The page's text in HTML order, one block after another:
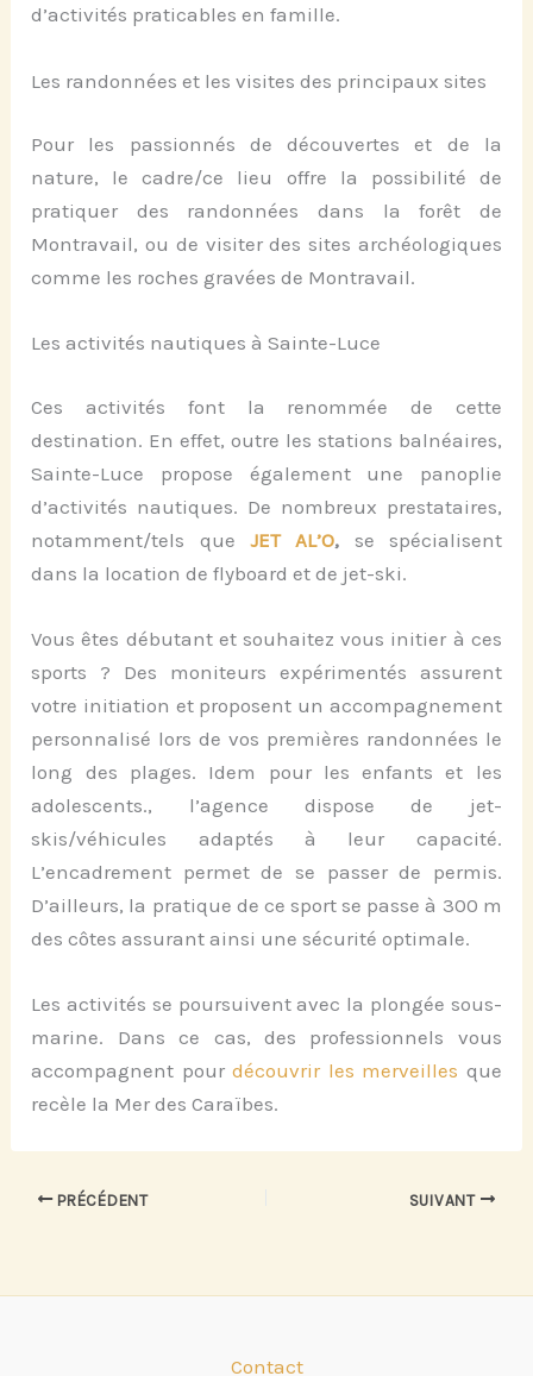
d’activités praticables en famille.
Les randonnées et les visites des principaux sites
Pour les passionnés de découvertes et de la
nature, le cadre/ce lieu offre la possibilité de
pratiquer des randonnées dans la forêt de
Montravail, ou de visiter des sites archéologiques
comme les roches gravées de Montravail.
Les activités nautiques à Sainte-Luce
Ces activités font la renommée de cette
destination. En effet, outre les stations balnéaires,
Sainte-Luce propose également une panoplie
d’activités nautiques. De nombreux prestataires,
notamment/tels que JET AL’O, se spécialisent
dans la location de flyboard et de jet-ski.
Vous êtes débutant et souhaitez vous initier à ces
sports ? Des moniteurs expérimentés assurent
votre initiation et proposent un accompagnement
personnalisé lors de vos premières randonnées le
long des plages. Idem pour les enfants et les
adolescents., l’agence dispose de jet-
skis/véhicules adaptés à leur capacité.
L’encadrement permet de se passer de permis.
D’ailleurs, la pratique de ce sport se passe à 300 m
des côtes assurant ainsi une sécurité optimale.
Les activités se poursuivent avec la plongée sous-
marine. Dans ce cas, des professionnels vous
accompagnent pourdécouvrir les merveilles que
recèle la Mer des Caraïbes.
PRÉCÉDENT SUIVANT
Contact